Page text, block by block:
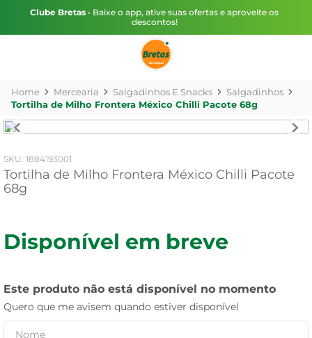
Clube Bretas • Baixe o app, ative suas ofertas e aproveite os
descontos!
Mercearia Salgadinhos E Snacks
Salgadinhos
Tortilha de Milho Frontera México Chilli Pacote 68g
: 1884193001
Tortilha de Milho Frontera México Chilli Pacote
68g
Disponível em breve
Este produto não está disponível no momento
Quero que me avisem quando estiver disponível